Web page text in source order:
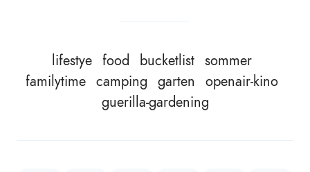
lifestye food bucketlist sommer
familytime camping garten
openair-kino
guerilla-gardening